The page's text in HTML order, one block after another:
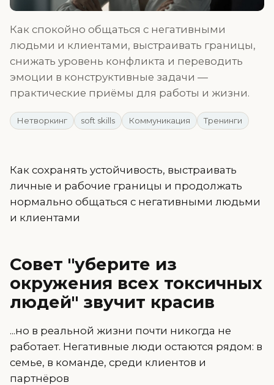
Как спокойно общаться с негативными
людьми и клиентами, выстраивать границы,
снижать уровень конфликта и переводить
эмоции в конструктивные задачи —
практические приёмы для работы и жизни.
Нетворкинг soft skills Коммуникация Тренинги
Как сохранять устойчивость, выстраивать
личные и рабочие границы и продолжать
нормально общаться с негативными людьми
и клиентами
Совет "уберите из
окружения всех токсичных
людей" звучит красив
...но в реальной жизни почти никогда не
работает. Негативные люди остаются рядом: в
семье, в команде, среди клиентов и
партнёров